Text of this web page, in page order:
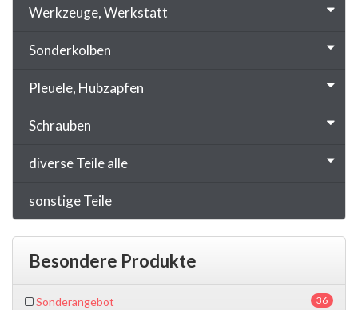
Werkzeuge, Werkstatt
Sonderkolben
Pleuele, Hubzapfen
Schrauben
diverse Teile alle
sonstige Teile
Besondere Produkte
36
Sonderangebot